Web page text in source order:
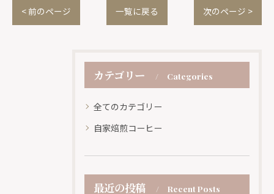
< 前のページ 一覧に戻る 次のページ >
カテゴリー Categories
全てのカテゴリー
自家焙煎コーヒー
最近の投稿 Recent Posts